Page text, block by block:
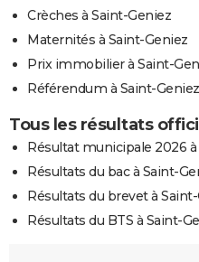
Crèches à Saint-Geniez
Maternités à Saint-Geniez
Prix immobilier à Saint-
Référendum à Saint-Geniez
Tous les résultats
Résultat municipale 2026
Résultats du bac à Saint-
Résultats du brevet à
Résultats du BTS à Saint-